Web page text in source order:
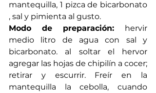
mantequilla, 1 pizca de bicarbonato
, sal y pimienta al gusto.
Modo de preparación: hervir
medio litro de agua con sal y
bicarbonato. al soltar el hervor
agregar las hojas de chipilín a cocer;
retirar y escurrir. Freír en la
mantequilla la cebolla, cuando